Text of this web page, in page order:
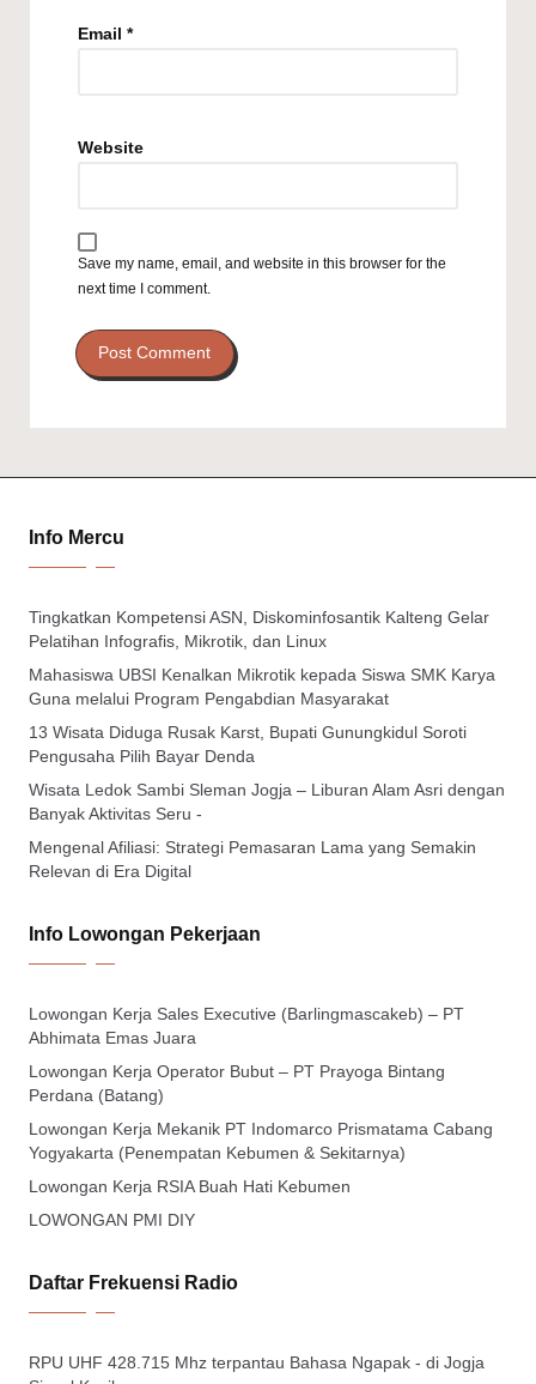
Email *
Website
Save my name, email, and website in this browser for the
next time I comment.
Info Mercu
Tingkatkan Kompetensi ASN, Diskominfosantik Kalteng Gelar
Pelatihan Infografis, Mikrotik, dan Linux
Mahasiswa UBSI Kenalkan Mikrotik kepada Siswa SMK Karya
Guna melalui Program Pengabdian Masyarakat
13 Wisata Diduga Rusak Karst, Bupati Gunungkidul Soroti
Pengusaha Pilih Bayar Denda
Wisata Ledok Sambi Sleman Jogja – Liburan Alam Asri dengan
Banyak Aktivitas Seru -
Mengenal Afiliasi: Strategi Pemasaran Lama yang Semakin
Relevan di Era Digital
Info Lowongan Pekerjaan
Lowongan Kerja Sales Executive (Barlingmascakeb) – PT
Abhimata Emas Juara
Lowongan Kerja Operator Bubut – PT Prayoga Bintang
Perdana (Batang)
Lowongan Kerja Mekanik PT Indomarco Prismatama Cabang
Yogyakarta (Penempatan Kebumen & Sekitarnya)
Lowongan Kerja RSIA Buah Hati Kebumen
LOWONGAN PMI DIY
Daftar Frekuensi Radio
RPU UHF 428.715 Mhz terpantau Bahasa Ngapak - di Jogja